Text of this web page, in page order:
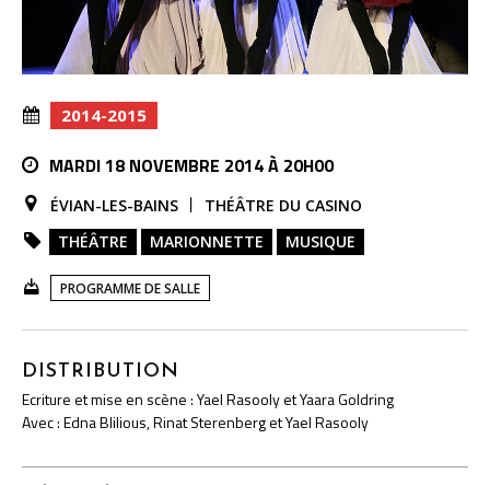
2014-2015
MARDI 18 NOVEMBRE 2014 À 20H00
ÉVIAN-LES-BAINS
THÉÂTRE DU CASINO
THÉÂTRE
MARIONNETTE MUSIQUE
PROGRAMME DE SALLE
DISTRIBUTION
Ecriture et mise en scène : Yael Rasooly et Yaara Goldring
Avec : Edna Blilious, Rinat Sterenberg et Yael Rasooly